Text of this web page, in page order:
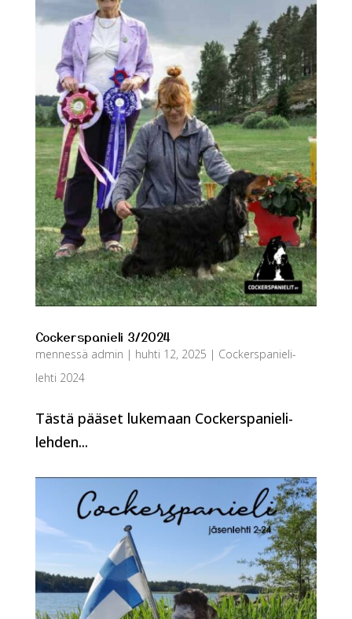
Cockerspanieli 3/2024
mennessä admin | huhti 12, 2025 | Cockerspanieli-
lehti 2024
Tästä pääset lukemaan Cockerspanieli-
lehden...